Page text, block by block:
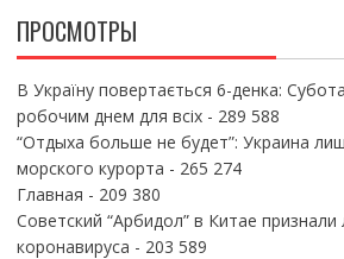
ПРОСМОТРЫ
В Україну повертається 6-денка:
робочим днем для всіх- 289 588
“Отдыха больше не будет”: Украина
морского курорта - 265 274
Главная - 209 380
Советский “Арбидол” в Китае
коронавируса - 203 589